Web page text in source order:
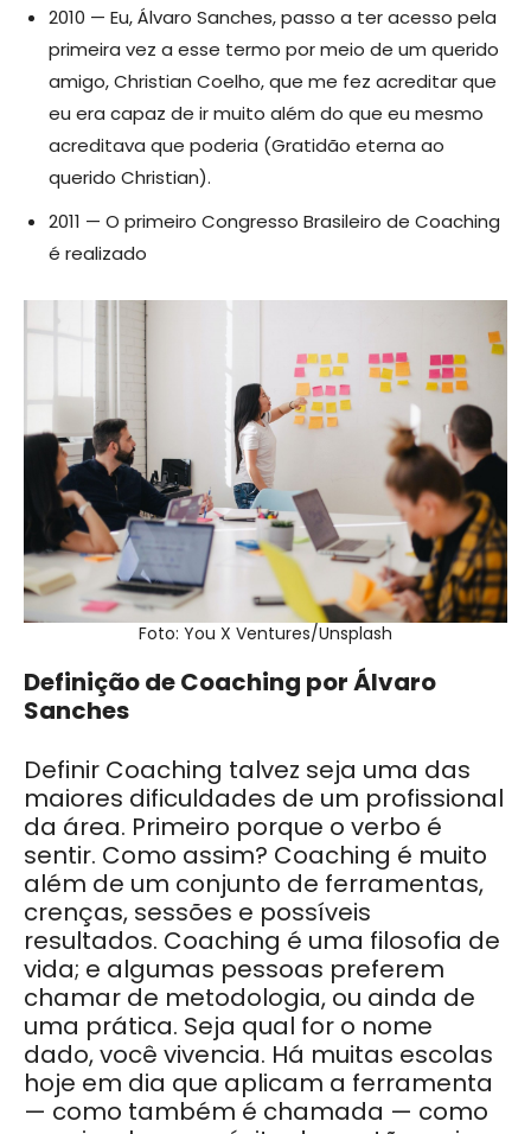
2010 — Eu, Álvaro Sanches, passo a ter acesso pela
primeira vez a esse termo por meio de um querido
amigo, Christian Coelho, que me fez acreditar que
eu era capaz de ir muito além do que eu mesmo
acreditava que poderia (Gratidão eterna ao
querido Christian).
2011 — O primeiro Congresso Brasileiro de Coaching
é realizado
Foto: You X Ventures/Unsplash
Definição de Coaching por Álvaro
Sanches
Definir Coaching talvez seja uma das
maiores dificuldades de um profissional
da área. Primeiro porque o verbo é
sentir. Como assim? Coaching é muito
além de um conjunto de ferramentas,
crenças, sessões e possíveis
resultados. Coaching é uma filosofia de
vida; e algumas pessoas preferem
chamar de metodologia, ou ainda de
uma prática. Seja qual for o nome
dado, você vivencia. Há muitas escolas
hoje em dia que aplicam a ferramenta
— como também é chamada — como